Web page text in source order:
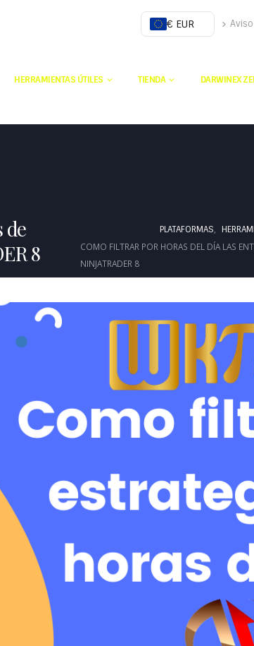
€ EUR
HERRAMIENTAS ÚTILES TIENDA DARWINEX
de
8
PLATAFORMAS
COMO FILTRAR POR HORAS DEL DÍA LAS
NINJATRADER 8